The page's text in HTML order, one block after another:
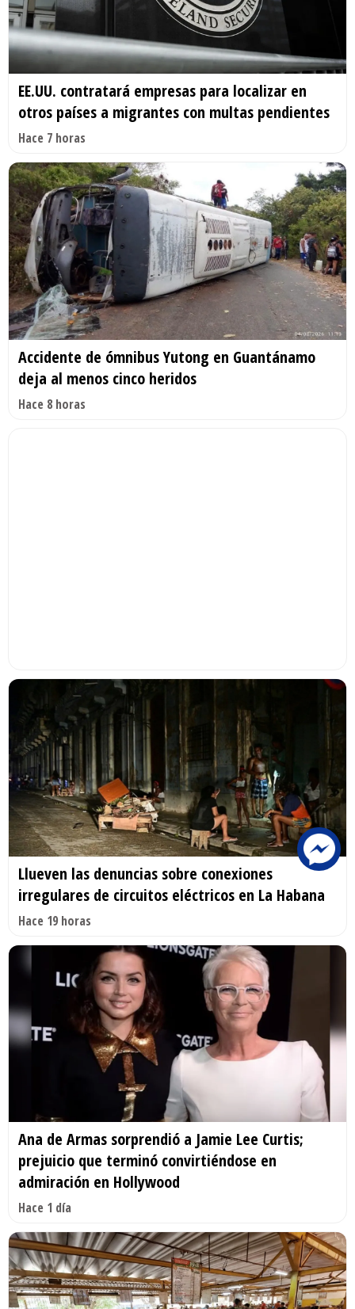
EE.UU. contratará empresas para localizar en
otros países a migrantes con multas pendientes
Hace 7 horas
Accidente de ómnibus Yutong en Guantánamo
deja al menos cinco heridos
Hace 8 horas
Llueven las denuncias sobre conexiones
irregulares de circuitos eléctricos en La Habana
Hace 19 horas
Ana de Armas sorprendió a Jamie Lee Curtis;
prejuicio que terminó convirtiéndose en
admiración en Hollywood
Hace 1 día